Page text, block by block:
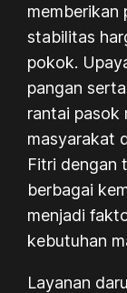
memberikan
stabilitas
pokok.
pangan
rantai pasok
masyarakat
Fitri dengan
berbagai
menjadi
kebutuhan
Layanan